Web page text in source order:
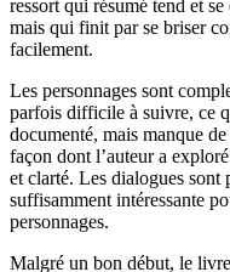
ressort qui résumé tend et
mais qui finit par se briser
facilement.
Les personnages sont
parfois difficile à suivre, ce
documenté, mais manque
façon dont l’auteur a
et clarté. Les dialogues sont
suffisamment intéressante
personnages.
Malgré un bon début, le